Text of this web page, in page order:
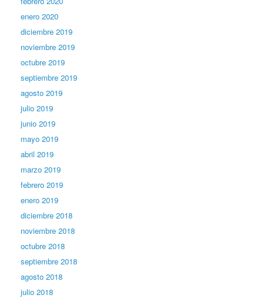
enero 2020
diciembre 2019
noviembre 2019
octubre 2019
septiembre 2019
agosto 2019
julio 2019
junio 2019
mayo 2019
abril 2019
marzo 2019
febrero 2019
enero 2019
diciembre 2018
noviembre 2018
octubre 2018
septiembre 2018
agosto 2018
julio 2018